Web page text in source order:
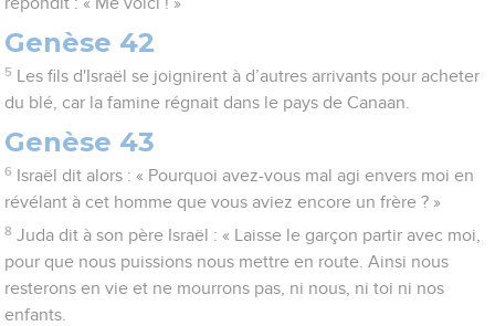
Genèse 42
5
Les fils d'Israël se joignirent à d’autres arrivants pour acheter
du blé, car la famine régnait dans le pays de Canaan.
Genèse 43
6
Israël dit alors : « Pourquoi avez-vous mal agi envers moi en
révélant à cet homme que vous aviez encore un frère ? »
8 Juda dit à son père Israël : « Laisse le garçon partir avec moi,
pour que nous puissions nous mettre en route. Ainsi nous
resterons en vie et ne mourrons pas, ni nous, ni toi ni nos
enfants.